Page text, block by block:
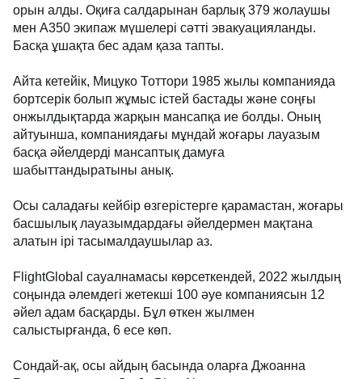
орын алды. Оқиға салдарынан барлық 379 жолаушы
мен A350 экипаж мүшелері сәтті эвакуацияланды.
Басқа ұшақта бес адам қаза тапты.
Айта кетейік, Мицуко Тоттори 1985 жылы компанияда
бортсерік болып жұмыс істей бастады және соңғы
онжылдықтарда жарқын мансапқа ие болды. Оның
айтуынша, компаниядағы мұндай жоғары лауазым
басқа әйелдерді мансаптық дамуға
шабыттандыратыны анық.
Осы саладағы кейбір өзгерістерге қарамастан, жоғары
басшылық лауазымдардағы әйелдермен мақтана
алатын ірі тасымалдаушылар аз.
FlightGlobal сауалнамасы көрсеткендей, 2022 жылдың
соңында әлемдегі жетекші 100 әуе компаниясын 12
әйел адам басқарды. Бұл өткен жылмен
салыстырғанда, 6 есе көп.
Сондай-ақ, осы айдың басында оларға Джоанна